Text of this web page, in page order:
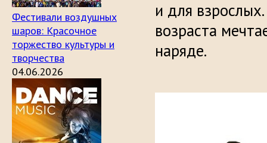
Фестивали воздушных
шаров: Красочное
торжество культуры и
творчества
04.06.2026
и для
возраста
наряде.